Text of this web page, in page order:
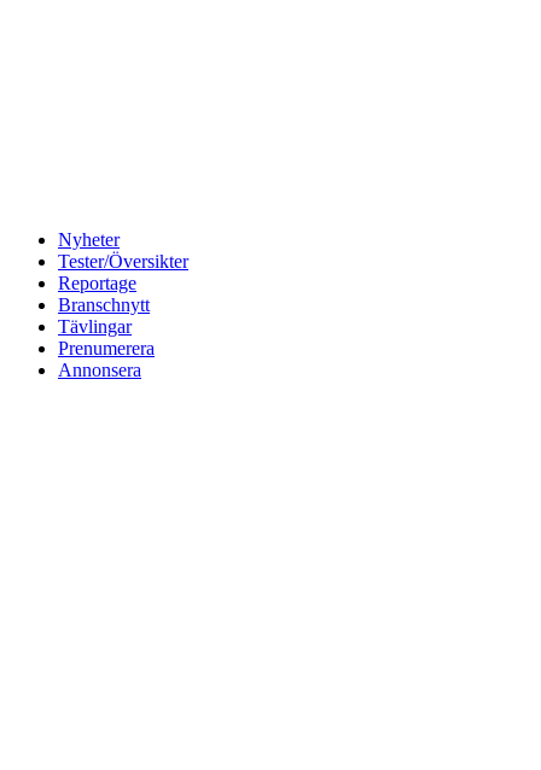
Nyheter
Tester/Översikter
Reportage
Branschnytt
Tävlingar
Prenumerera
Annonsera